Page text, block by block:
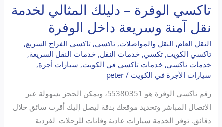
تاكسي الوفرة – دليلك المثالي لخدمة
نقل آمنة وسريعة داخل الوفرة
النقل العام, النقل والمواصلات,تاكسي,تاكسي الفراج السريع,
تاكسي الكويت,تكسي,خدمات النقل,خدمات النقل السريعة,
خدمات تاكسي,خدمات تاكسي في الكويت, سيارات أجرة,
سيارات الأجرة في الكويت /
peter
رقم تاكسي الوفرة هو 55380351، ويمكن الحجز بسهولة عبر
الاتصال المباشر وتحديد موقعك بدقة ليصل إليك أقرب سائق خلال
دقائق. توفر الخدمة سيارات عادية وفانات للرحلات الفردية